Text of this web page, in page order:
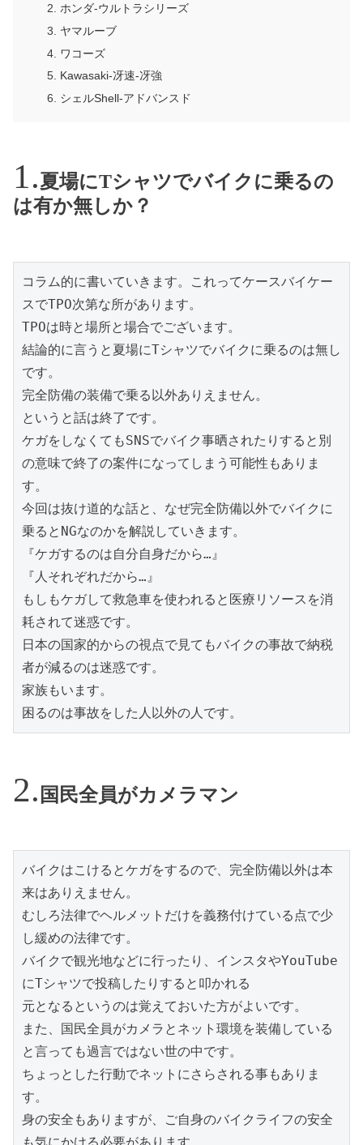
ホンダ-ウルトラシリーズ
ヤマルーブ
ワコーズ
Kawasaki-冴速-冴強
シェルShell-アドバンスド
夏場にTシャツでバイクに乗るの
は有か無しか？
コラム的に書いていきます。これってケースバイケー
スでTPO次第な所があります。
TPOは時と場所と場合でございます。
結論的に言うと夏場にTシャツでバイクに乗るのは無し
です。
完全防備の装備で乗る以外ありえません。
というと話は終了です。
ケガをしなくてもSNSでバイク事晒されたりすると別
の意味で終了の案件になってしまう可能性もありま
す。
今回は抜け道的な話と、なぜ完全防備以外でバイクに
乗るとNGなのかを解説していきます。
『ケガするのは自分自身だから…』
『人それぞれだから…』
もしもケガして救急車を使われると医療リソースを消
耗されて迷惑です。
日本の国家的からの視点で見てもバイクの事故で納税
者が減るのは迷惑です。
家族もいます。
困るのは事故をした人以外の人です。
国民全員がカメラマン
バイクはこけるとケガをするので、完全防備以外は本
来はありえません。
むしろ法律でヘルメットだけを義務付けている点で少
し緩めの法律です。
バイクで観光地などに行ったり、インスタやYouTube
にTシャツで投稿したりすると叩かれる
元となるというのは覚えておいた方がよいです。
また、国民全員がカメラとネット環境を装備している
と言っても過言ではない世の中です。
ちょっとした行動でネットにさらされる事もありま
す。
身の安全もありますが、ご自身のバイクライフの安全